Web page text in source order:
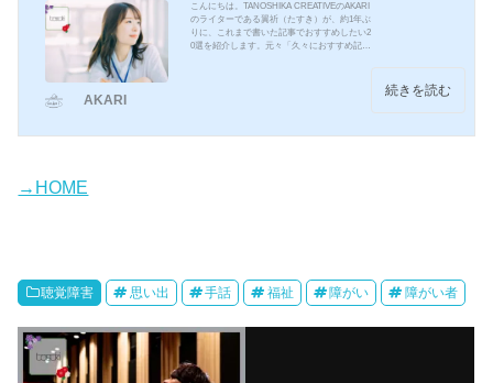
こんにちは。TANOSHIKA CREATIVEのAKARI
のライターである翼祈（たすき）が、約1年ぶ
りに、これまで書いた記事でおすすめしたい2
0選を紹介します。元々「久々におすすめ記事
見当日に色んな記事を読み返して、自分の言
続きを読む
AKARI
→HOME
聴覚障害 思い出 手話 福祉 障がい 障がい者